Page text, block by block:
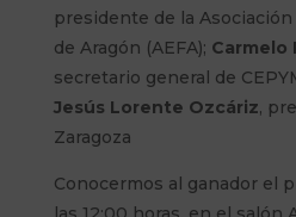
presidente de la
de Aragón (AEFA); Carmelo
secretario general de
Jesús Lorente Ozcáriz,
Zaragoza
Conocermos al ganador el